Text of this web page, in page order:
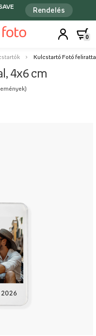
Rendelés
0
Kulcstartó Fotó
4x6 cm
)